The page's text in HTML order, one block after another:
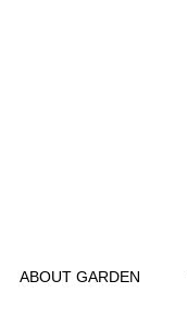
ABOUT GARDEN